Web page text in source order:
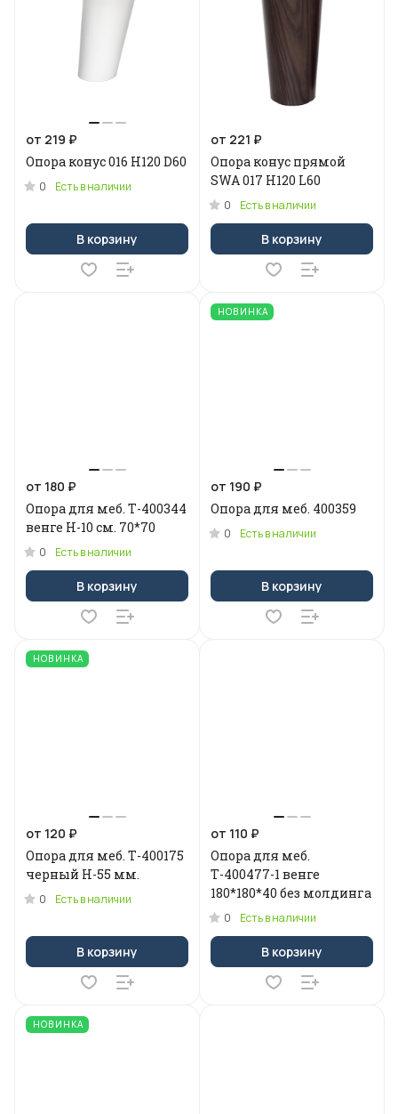
от 219 ₽
Опора конус 016 Н120 D60
0 Есть в наличии
В корзину
от 221 ₽
Опора конус прямой
SWA 017 H120 L60
0 Есть в наличии
В корзину
от 180 ₽
Опора для меб. Т-400344
венге Н-10 см. 70*70
0 Есть в наличии
В корзину
НОВИНКА
от 190 ₽
Опора для меб. 400359
0 Есть в наличии
В корзину
НОВИНКА
от 120 ₽
Опора для меб. Т-400175
черный Н-55 мм.
0 Есть в наличии
В корзину
от 110 ₽
Опора для меб.
Т-400477-1 венге
180*180*40 без молдинга
0 Есть в наличии
В корзину
НОВИНКА